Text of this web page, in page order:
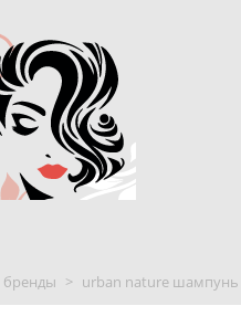
бренды > urban nature